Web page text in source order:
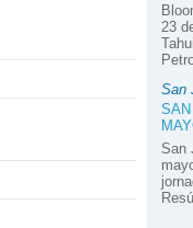
23
San
San